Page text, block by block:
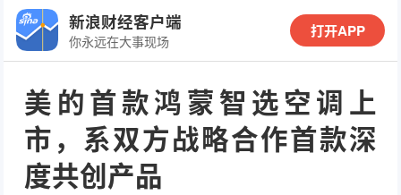
新浪财经客户端
你永远在大事现场
打开APP
美的首款鸿蒙智选空调上
市，系双方战略合作首款深
度共创产品